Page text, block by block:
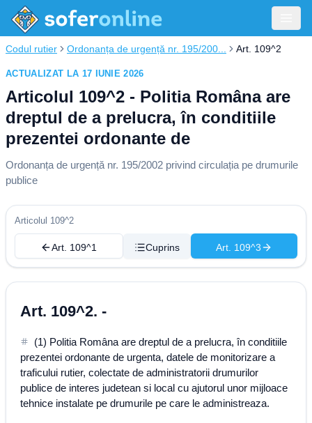
Codul rutier Ordonanța de urgență nr. 195/200... Art. 109^2
ACTUALIZAT LA 17 IUNIE 2026
Articolul 109^2 - Politia Româna are
dreptul de a prelucra, în conditiile
prezentei ordonante de
Ordonanța de urgență nr. 195/2002 privind circulația pe drumurile
publice
Articolul 109^2
Art. 109^1 Cuprins Art. 109^3
Art. 109^2. -
(1) Politia Româna are dreptul de a prelucra, în conditiile
prezentei ordonante de urgenta, datele de monitorizare a
traficului rutier, colectate de administratorii drumurilor
publice de interes judetean si local cu ajutorul unor mijloace
tehnice instalate pe drumurile pe care le administreaza.